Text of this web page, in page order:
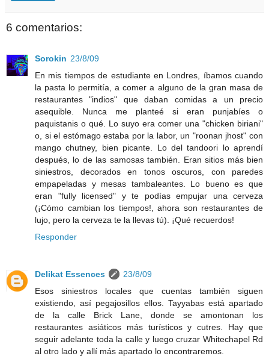
6 comentarios:
Sorokin 23/8/09
En mis tiempos de estudiante en Londres, íbamos cuando
la pasta lo permitía, a comer a alguno de la gran masa de
restaurantes "indios" que daban comidas a un precio
asequible. Nunca me planteé si eran punjabíes o
paquistanis o qué. Lo suyo era comer una "chicken biriani"
o, si el estómago estaba por la labor, un "roonan jhost" con
mango chutney, bien picante. Lo del tandoori lo aprendí
después, lo de las samosas también. Eran sitios más bien
siniestros, decorados en tonos oscuros, con paredes
empapeladas y mesas tambaleantes. Lo bueno es que
eran "fully licensed" y te podías empujar una cerveza
(¡Cómo cambian los tiempos!, ahora son restaurantes de
lujo, pero la cerveza te la llevas tú). ¡Qué recuerdos!
Responder
Delikat Essences
23/8/09
Esos siniestros locales que cuentas también siguen
existiendo, así pegajosillos ellos. Tayyabas está apartado
de la calle Brick Lane, donde se amontonan los
restaurantes asiáticos más turísticos y cutres. Hay que
seguir adelante toda la calle y luego cruzar Whitechapel Rd
al otro lado y allí más apartado lo encontraremos.